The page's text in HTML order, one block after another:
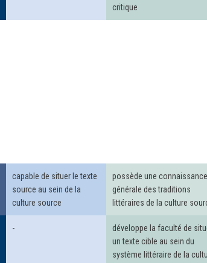
critique
capable de situer le texte
source au sein de la
culture source
possède une connaissance
générale des traditions
littéraires de la culture
-
développe la faculté de
un texte cible au sein du
système littéraire de la